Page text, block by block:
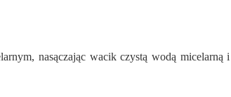
nasączając wacik czystą wodą micelarną i